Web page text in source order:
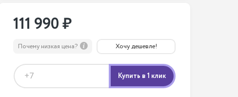
111 990 ₽
Почему низкая цена? Хочу дешевле!